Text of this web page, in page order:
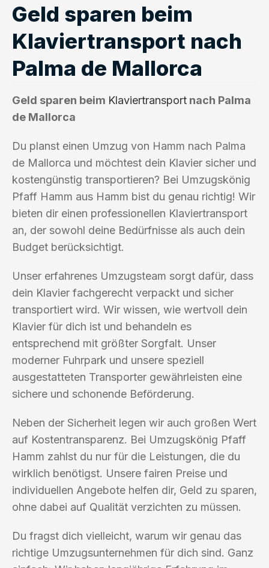
Geld sparen beim
Klaviertransport nach
Palma de Mallorca
Geld sparen beim Klaviertransport nach Palma
de Mallorca
Du planst einen Umzug von Hamm nach Palma
de Mallorca und möchtest dein Klavier sicher und
kostengünstig transportieren? Bei Umzugskönig
Pfaff Hamm aus Hamm bist du genau richtig! Wir
bieten dir einen professionellen Klaviertransport
an, der sowohl deine Bedürfnisse als auch dein
Budget berücksichtigt.
Unser erfahrenes Umzugsteam sorgt dafür, dass
dein Klavier fachgerecht verpackt und sicher
transportiert wird. Wir wissen, wie wertvoll dein
Klavier für dich ist und behandeln es
entsprechend mit größter Sorgfalt. Unser
moderner Fuhrpark und unsere speziell
ausgestatteten Transporter gewährleisten eine
sichere und schonende Beförderung.
Neben der Sicherheit legen wir auch großen Wert
auf Kostentransparenz. Bei Umzugskönig Pfaff
Hamm zahlst du nur für die Leistungen, die du
wirklich benötigst. Unsere fairen Preise und
individuellen Angebote helfen dir, Geld zu sparen,
ohne dabei auf Qualität verzichten zu müssen.
Du fragst dich vielleicht, warum wir genau das
richtige Umzugsunternehmen für dich sind. Ganz